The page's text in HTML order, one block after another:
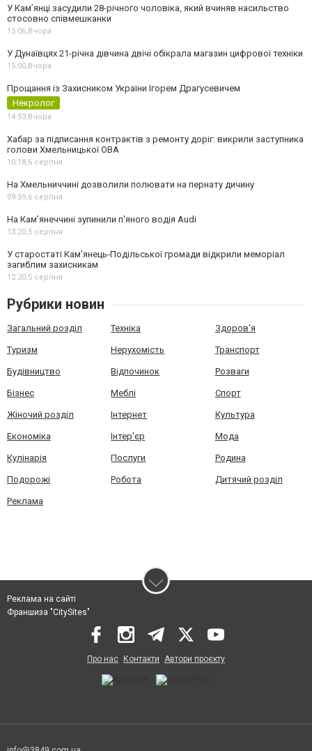
У Камʼянці засудили 28-річного чоловіка, який вчиняв насильство
стосовно співмешканки
15:06,Вчора
У Дунаївцях 21-річна дівчина двічі обікрала магазин цифрової техніки
15:00,Вчора
Прощання із Захисником України Ігорем Драгусевичем
Некролог
14:53,Вчора
Хабар за підписання контрактів з ремонту доріг: викрили заступника
голови Хмельницької ОВА
10:18,6 серпня
На Хмельниччині дозволили полювати на пернату дичину
09:59,6 серпня
На Камʼянеччині зупинили п'яного водія Audi
13:20,5 серпня
У старостаті Кам’янець-Подільської громади відкрили меморіал
загиблим захисникам
12:20,5 серпня
Рубрики новин
Загальний розділ Техніка Здоров'я
Туризм Нерухомість Транспорт
Будівництво Відпочинок Розваги
Бізнес Меблі Спорт
Жіночий розділ Інтернет Культура
Економіка Інтер'єр Мода
Кулінарія Послуги Родина
Подорожі Робота Дитячий розділ
Реклама
Реклама на сайті
Франшиза "CitySites"
Про нас Контакти Автори проєкту